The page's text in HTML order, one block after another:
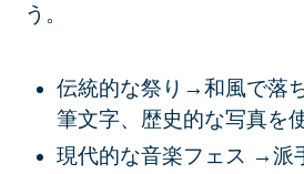
う。
伝統的な祭り→和風で落
筆文字、歴史的な写真を
現代的な音楽フェス →派